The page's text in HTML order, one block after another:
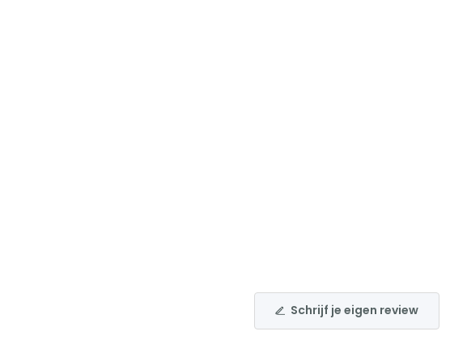
Schrijf je eigen review